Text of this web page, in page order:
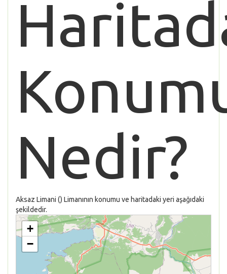
Nedir?
Aksaz Limani () Limanının konumu ve haritadaki yeri aşağıdaki
şekildedir.
+
−